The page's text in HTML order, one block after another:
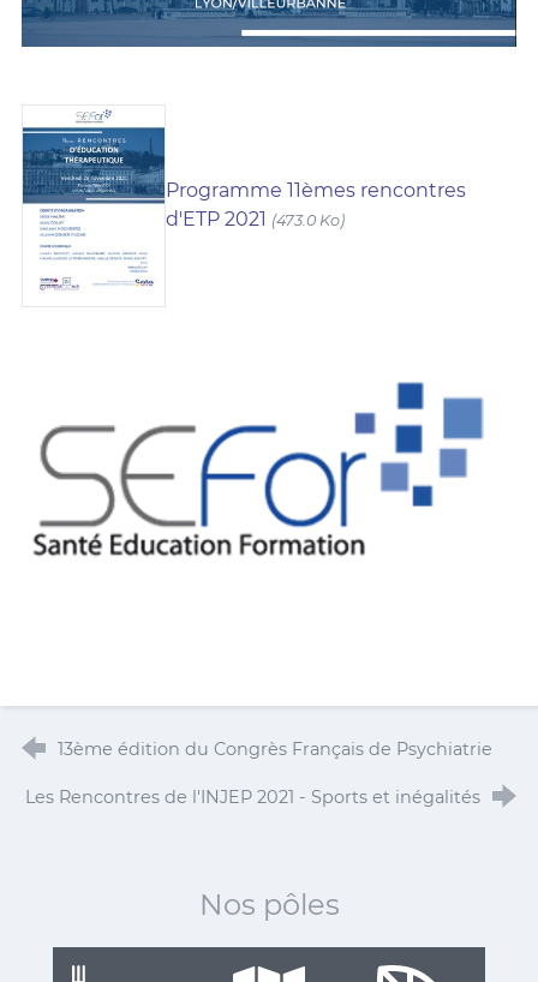
Programme 11èmes rencontres
d'ETP 2021 (473.0 Ko)
13ème édition du Congrès Français de Psychiatrie
Les Rencontres de l'INJEP 2021 - Sports et inégalités
Nos pôles